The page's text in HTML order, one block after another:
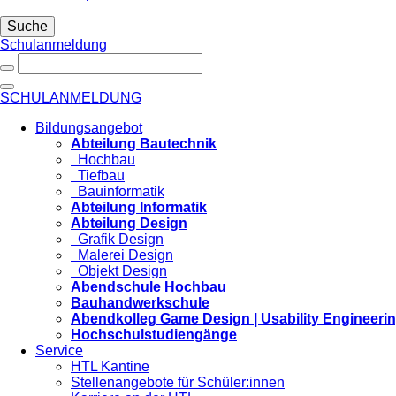
Suche
Schulanmeldung
SCHULANMELDUNG
Bildungsangebot
Abteilung Bautechnik
Hochbau
Tiefbau
Bauinformatik
Abteilung Informatik
Abteilung Design
Grafik Design
Malerei Design
Objekt Design
Abendschule Hochbau
Bauhandwerkschule
Abendkolleg Game Design | Usability
Hochschulstudiengänge
Service
HTL Kantine
Stellenangebote für Schüler:innen